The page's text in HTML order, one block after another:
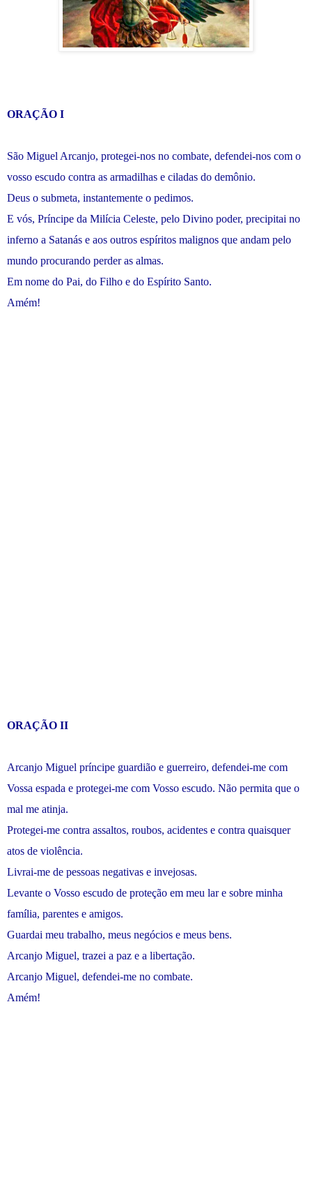
ORAÇÃO I
São Miguel Arcanjo, protegei-nos no combate, defendei-nos com o
vosso escudo contra as armadilhas e ciladas do demônio.
Deus o submeta, instantemente o pedimos.
E vós, Príncipe da Milícia Celeste, pelo Divino poder, precipitai no
inferno a Satanás e aos outros espíritos malignos que andam pelo
mundo procurando perder as almas.
Em nome do Pai, do Filho e do Espírito Santo.
Amém!
ORAÇÃO II
Arcanjo Miguel príncipe guardião e guerreiro, defendei-me com
Vossa espada e protegei-me com Vosso escudo. Não permita que o
mal me atinja.
Protegei-me contra assaltos, roubos, acidentes e contra quaisquer
atos de violência.
Livrai-me de pessoas negativas e invejosas.
Levante o Vosso escudo de proteção em meu lar e sobre minha
família, parentes e amigos.
Guardai meu trabalho, meus negócios e meus bens.
Arcanjo Miguel, trazei a paz e a libertação.
Arcanjo Miguel, defendei-me no combate.
Amém!